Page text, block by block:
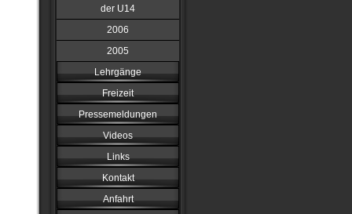
der U14
2006
2005
Lehrgänge
Freizeit
Pressemeldungen
Videos
Links
Kontakt
Anfahrt